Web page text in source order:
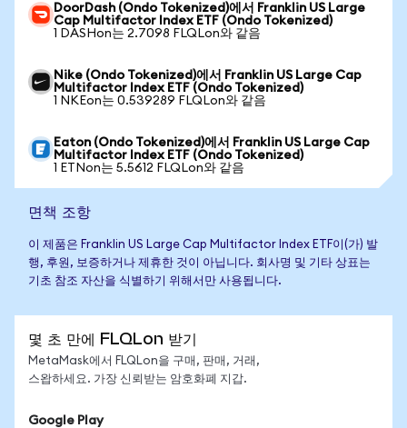
DoorDash (Ondo Tokenized)에서 Franklin US Large
Cap Multifactor Index ETF (Ondo Tokenized)
1 DASHon는 2.7098 FLQLon와 같음
Nike (Ondo Tokenized)에서 Franklin US Large Cap
Multifactor Index ETF (Ondo Tokenized)
1 NKEon는 0.539289 FLQLon와 같음
Eaton (Ondo Tokenized)에서 Franklin US Large Cap
Multifactor Index ETF (Ondo Tokenized)
1 ETNon는 5.5612 FLQLon와 같음
면책 조항
이 제품은 Franklin US Large Cap Multifactor Index ETF이(가) 발
행, 후원, 보증하거나 제휴한 것이 아닙니다. 회사명 및 기타 상표는
기초 참조 자산을 식별하기 위해서만 사용됩니다.
몇 초 만에 FLQLon 받기
MetaMask에서 FLQLon을 구매, 판매, 거래,
스왑하세요. 가장 신뢰받는 암호화폐 지갑.
Google Play